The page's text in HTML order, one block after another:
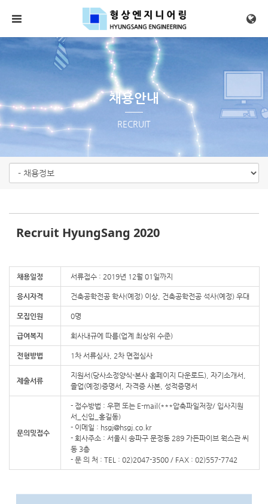
메뉴 건너뛰기
채용안내
RECRUIT
Recruit HyungSang 2020
채용일정 서류접수 : 2019년 12월 01일까지
응시자격 건축공학전공 학사(예정) 이상, 건축공학전공 석사(예정) 우대
모집인원 0명
급여복지 회사내규에 따름(업계 최상위 수준)
전형방법 1차 서류심사, 2차 면접심사
제출서류
지원서(당사소정양식-본사 홈페이지 다운로드), 자기소개서,
졸업(예정)증명서, 자격증 사본, 성적증명서
문의및접수
- 접수방법 : 우편 또는 E-mail(***압축파일저장/ 입사지원
서_신입_홍길동)
- 이메일 : hsgj@hsgj.co.kr
- 회사주소 : 서울시 송파구 문정동 289 가든파이브 웍스관 씨
동 3층
- 문 의 처 : TEL : 02)2047-3500 / FAX : 02)557-7742